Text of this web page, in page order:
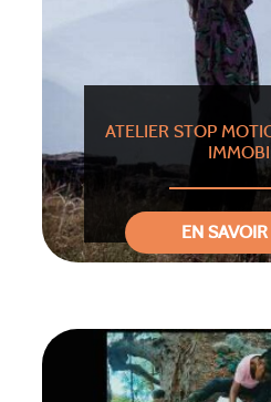
ATELIER STOP
EN